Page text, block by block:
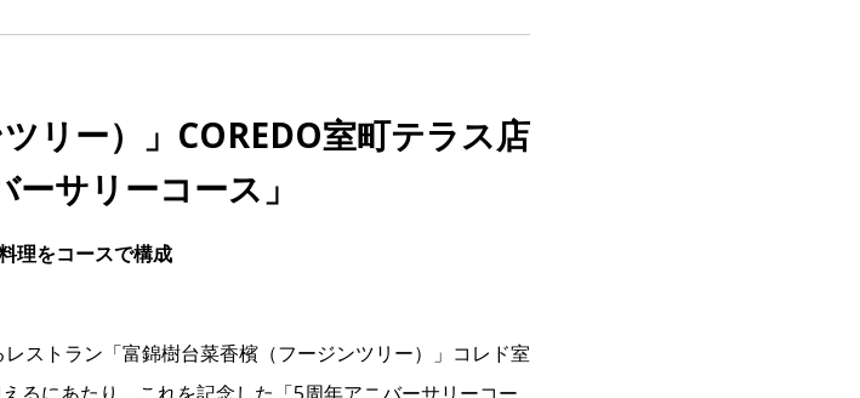
リー）」COREDO室町テラス店
ーサリーコース」
理をコースで構成
ストラン「富錦樹台菜香檳（フージンツリー）」コレド室